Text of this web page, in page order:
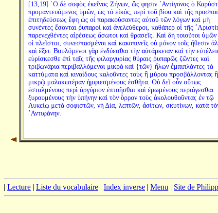
[13,19] ῾Ο δὲ σοφὸς ἐκεῖνος Ζήνων, ὥς φησιν ᾿Αντίγονος ὁ
προμαντευόμενος ὑμῶν, ὡς τὀ εἰκός, περὶ τοῦ βίου καὶ τῆς
ἐπιτηδεύσεως ἔφη ὡς οἱ παρακούσαντες αὐτοῦ τῶν λόγων καὶ μὴ
συνέντες ἔσονται ῥυπαροὶ καὶ ἀνελεύθεροι, καθάπερ οἱ τῆς
παρενεχθέντες αἱρέσεως ἄσωτοι καὶ θρασεῖς. Καὶ δὴ τοιοῦτοι ὑμῶν
οἱ πλεῖστοι, συνεσπασμένοι καὶ κακοπινεῖς οὐ μόνον τοῖς ἤθεσιν
καὶ ἕξει. Βουλόμενοι γὰρ ἐνδύεσθαι τὴν αὐτάρκειαν καὶ τὴν
εὑρίσκεσθε ἐπὶ ταῖς τῆς φιλαργυρίας θύραις ῥυπαρῶς ζῶντες καὶ
τριβωνάρια περιβαλλόμενοι μικρὰ καὶ {τῶν} ἥλων ἐμπιπλάντες τὰ
καττύματα καὶ κιναίδους καλοῦντες τοὺς ἢ μύρου προσβάλλοντας ἢ
μικρῷ μαλακωτέραν ἠμφιεσμένους ἐσθῆτα. Οὐ δεῖ οὖν οὕτως
ἐσταλμένους περὶ ἀργύριον ἐπτοῆσθαι καὶ ἐρωμένους περιάγεσθαι
ξυρουμένους τὴν ὑπήνην καὶ τὸν ὄρρον τοὺς ἀκολουθοῦντας ἐν τῷ
Λυκείῳ μετὰ σοφιστῶν, νὴ Δία, λεπτῶν, ἀσίτων, σκυτίνων, κατὰ
᾿Αντιφάνην.
| Lecture | Liste du vocabulaire | Index inverse | Menu | Site de